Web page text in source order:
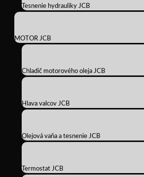
Tesnenie hydrauliky JCB
MOTOR JCB
Chladič motorového oleja JCB
Hlava valcov JCB
Olejová vaňa a tesnenie JCB
Termostat JCB